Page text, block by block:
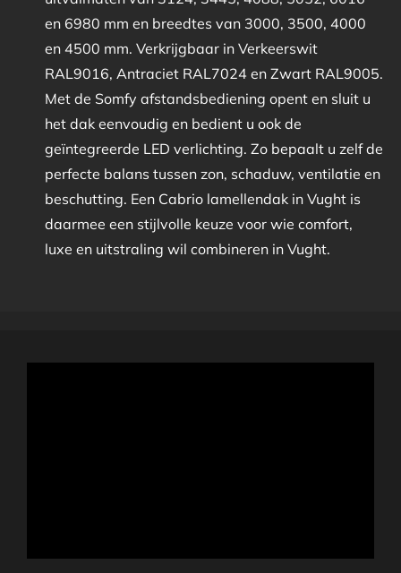
en 6980 mm en breedtes van 3000, 3500, 4000
en 4500 mm. Verkrijgbaar in Verkeerswit
RAL9016, Antraciet RAL7024 en Zwart RAL9005.
Met de Somfy afstandsbediening opent en sluit u
het dak eenvoudig en bedient u ook de
geïntegreerde LED verlichting. Zo bepaalt u zelf de
perfecte balans tussen zon, schaduw, ventilatie en
beschutting. Een Cabrio lamellendak in Vught is
daarmee een stijlvolle keuze voor wie comfort,
luxe en uitstraling wil combineren in Vught.